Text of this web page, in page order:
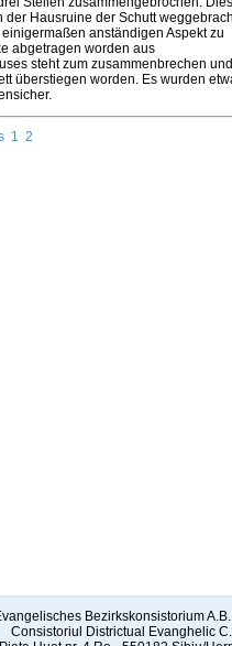
Hausruine der Schutt
anständigen Aspekt zu
abgetragen worden aus
steht zum zusammenbrechen
überstiegen worden. Es wurden
1 2
Bezirkskonsistorium
Consistoriul Districtual Evanghelic